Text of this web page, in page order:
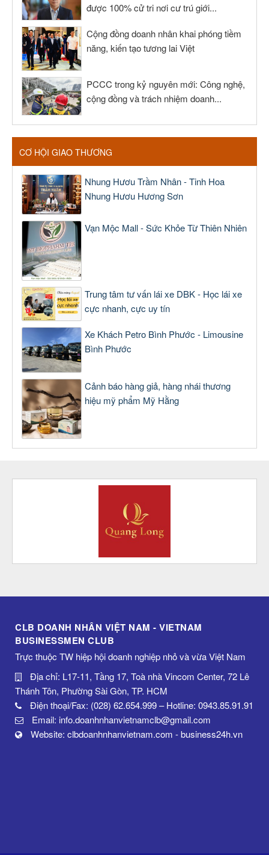
được 100% cử tri nơi cư trú giới...
Cộng đồng doanh nhân khai phóng tiềm
năng, kiến tạo tương lai Việt
PCCC trong kỷ nguyên mới: Công nghệ,
cộng đồng và trách nhiệm doanh...
CƠ HỘI GIAO THƯƠNG
Nhung Hươu Trầm Nhân - Tinh Hoa
Nhung Hươu Hương Sơn
Vạn Mộc Mall - Sức Khỏe Từ Thiên Nhiên
Trung tâm tư vấn lái xe DBK - Học lái xe
cực nhanh, cực uy tín
Xe Khách Petro Bình Phước - Limousine
Bình Phước
Cảnh báo hàng giả, hàng nhái thương
hiệu mỹ phẩm Mỹ Hằng
CLB DOANH NHÂN VIỆT NAM - VIETNAM
BUSINESSMEN CLUB
Trực thuộc TW hiệp hội doanh nghiệp nhỏ và vừa Việt Nam
Địa chỉ: L17-11, Tầng 17, Toà nhà Vincom Center, 72 Lê
Thánh Tôn, Phường Sài Gòn, TP. HCM
Điện thoại/Fax: (028) 62.654.999 – Hotline: 0943.85.91.91
Email: info.doanhnhanvietnamclb@gmail.com
Website: clbdoanhnhanvietnam.com - business24h.vn